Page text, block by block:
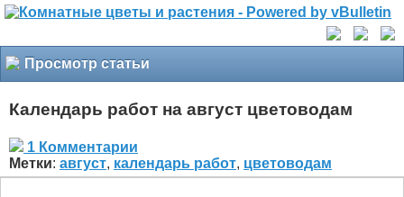
Просмотр статьи
Календарь работ на август цветоводам
1 Комментарии
Метки: август, календарь работ, цветоводам